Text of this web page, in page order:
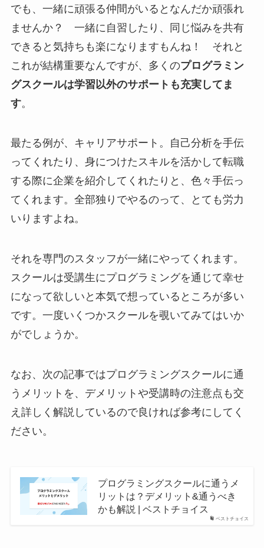
でも、一緒に頑張る仲間がいるとなんだか頑張れ
ませんか？ 一緒に自習したり、同じ悩みを共有
できると気持ちも楽になりますもんね！ それと
これが結構重要なんですが、多くのプログラミン
グスクールは学習以外のサポートも充実してま
す。
最たる例が、キャリアサポート。自己分析を手伝
ってくれたり、身につけたスキルを活かして転職
する際に企業を紹介してくれたりと、色々手伝っ
てくれます。全部独りでやるのって、とても労力
いりますよね。
それを専門のスタッフが一緒にやってくれます。
スクールは受講生にプログラミングを通じて幸せ
になって欲しいと本気で想っているところが多い
です。一度いくつかスクールを覗いてみてはいか
がでしょうか。
なお、次の記事ではプログラミングスクールに通
うメリットを、デメリットや受講時の注意点も交
え詳しく解説しているので良ければ参考にしてく
ださい。
ベストチョイス
プログラミングスクールに通うメ
リットは？デメリット&通うべき
かも解説 | ベストチョイス